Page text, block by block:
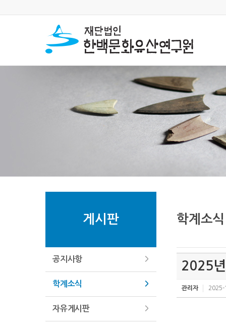
게시판
공지사항
학계소식
자유게시판
학계소식
2025
관리자 2025-